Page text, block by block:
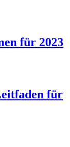
für 2023
für